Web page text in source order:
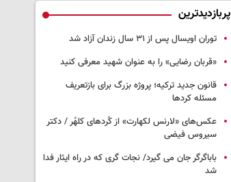
پربازدیدترین
توران اویسال پس از ۳۱ سال زندان آزاد شد
«قربان رضایی» را به عنوان شهید معرفی کنید
قانون جدید ترکیه؛ پروژه بزرگ‌ برای بازتعریف
مسئله کردها
عکس‌های «لارنس لکهارت» از کُردهای کلهُر / دکتر
سیروس فیضی
باباگرگر جان می گیرد/ نجات گری که در راه ایثار فدا
شد